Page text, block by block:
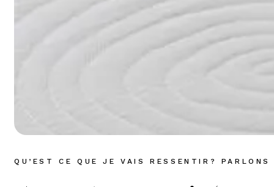
QU’EST CE QUE JE VAIS RESSENTIR?